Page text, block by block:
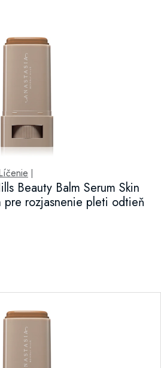
Beauty Balm Serum Skin
pre rozjasnenie pleti odtieň